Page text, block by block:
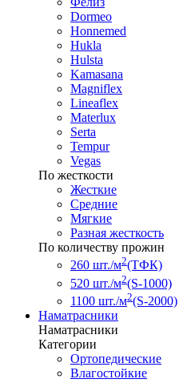
Dormeo
Honnemed
Hukla
Hulsta
Kamasana
Magniflex
Lineaflex
Materlux
Serta
Tempur
Vegas
По жесткости
Жесткие
Средние
Мягкие
Разная жесткость
По количеству прожин
260 шт./м2(ТФК)
520 шт./м2(S-1000)
1100 шт./м2(S-2000)
Наматрасники
Наматрасники
Категории
Ортопедические
Влагостойкие